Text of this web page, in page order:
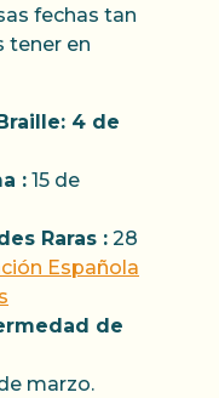
fechas tan
tener en
4 de
: 15 de
Raras : 28
Española
de
marzo.